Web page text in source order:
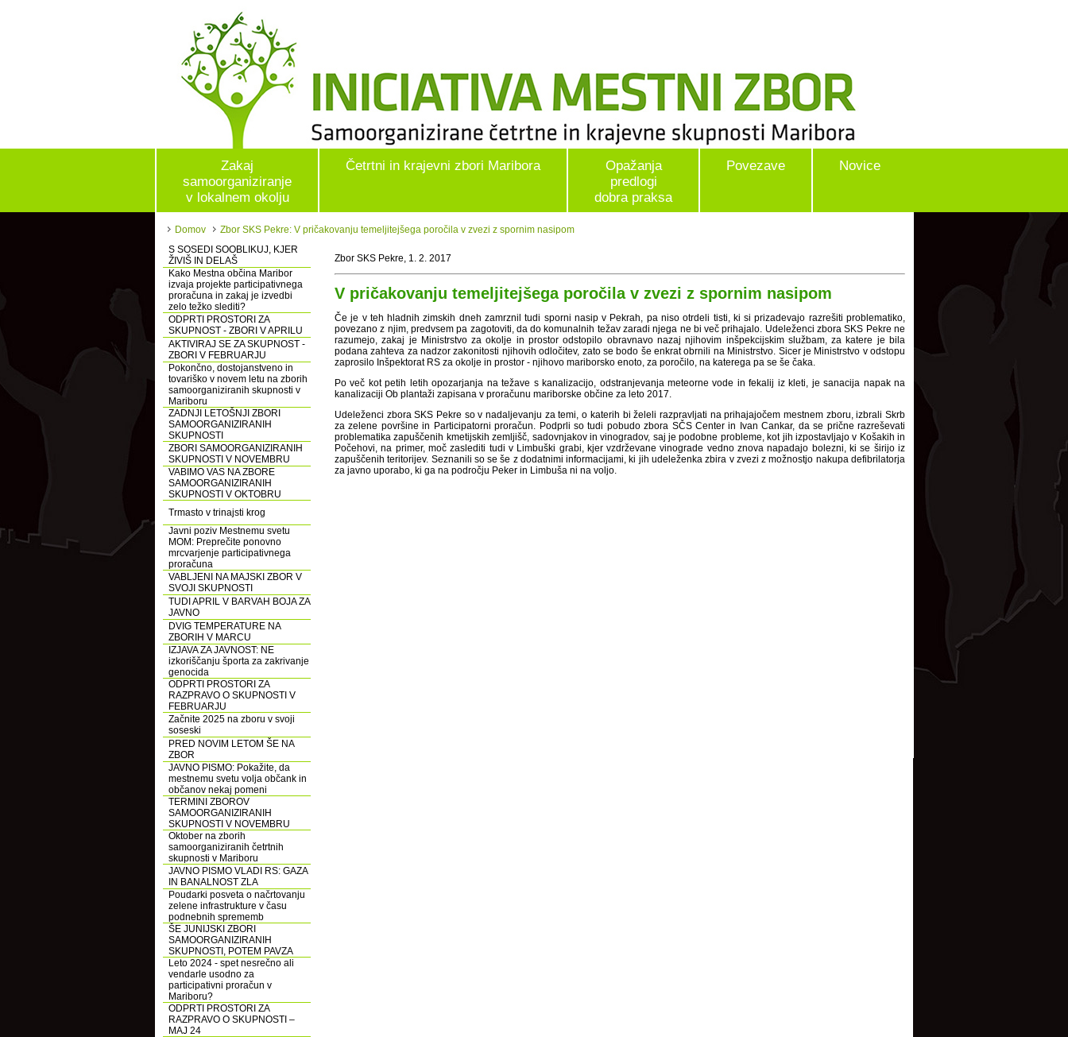
Zakaj
samoorganiziranje
v lokalnem okolju
Četrtni in krajevni zbori Maribora
Opažanja
predlogi
dobra praksa
Povezave Novice
Domov
Zbor SKS Pekre: V pričakovanju temeljitejšega poročila v zvezi z spornim nasipom
S SOSEDI SOOBLIKUJ, KJER
ŽIVIŠ IN DELAŠ
Kako Mestna občina Maribor
izvaja projekte participativnega
proračuna in zakaj je izvedbi
zelo težko slediti?
ODPRTI PROSTORI ZA
SKUPNOST - ZBORI V APRILU
AKTIVIRAJ SE ZA SKUPNOST -
ZBORI V FEBRUARJU
Pokončno, dostojanstveno in
tovariško v novem letu na zborih
samoorganiziranih skupnosti v
Mariboru
ZADNJI LETOŠNJI ZBORI
SAMOORGANIZIRANIH
SKUPNOSTI
ZBORI SAMOORGANIZIRANIH
SKUPNOSTI V NOVEMBRU
VABIMO VAS NA ZBORE
SAMOORGANIZIRANIH
SKUPNOSTI V OKTOBRU
Trmasto v trinajsti krog
Javni poziv Mestnemu svetu
MOM: Preprečite ponovno
mrcvarjenje participativnega
proračuna
VABLJENI NA MAJSKI ZBOR V
SVOJI SKUPNOSTI
TUDI APRIL V BARVAH BOJA ZA
JAVNO
DVIG TEMPERATURE NA
ZBORIH V MARCU
IZJAVA ZA JAVNOST: NE
izkoriščanju športa za zakrivanje
genocida
ODPRTI PROSTORI ZA
RAZPRAVO O SKUPNOSTI V
FEBRUARJU
Začnite 2025 na zboru v svoji
soseski
PRED NOVIM LETOM ŠE NA
ZBOR
JAVNO PISMO: Pokažite, da
mestnemu svetu volja občank in
občanov nekaj pomeni
TERMINI ZBOROV
SAMOORGANIZIRANIH
SKUPNOSTI V NOVEMBRU
Oktober na zborih
samoorganiziranih četrtnih
skupnosti v Mariboru
JAVNO PISMO VLADI RS: GAZA
IN BANALNOST ZLA
Poudarki posveta o načrtovanju
zelene infrastrukture v času
podnebnih sprememb
ŠE JUNIJSKI ZBORI
SAMOORGANIZIRANIH
SKUPNOSTI, POTEM PAVZA
Leto 2024 - spet nesrečno ali
vendarle usodno za
participativni proračun v
Mariboru?
ODPRTI PROSTORI ZA
RAZPRAVO O SKUPNOSTI –
MAJ 24
Zbor SKS Pekre, 1. 2. 2017
V pričakovanju temeljitejšega poročila v zvezi z spornim nasipom
Če je v teh hladnih zimskih dneh zamrznil tudi sporni nasip v Pekrah, pa niso otrdeli tisti, ki si prizadevajo razrešiti problematiko,
povezano z njim, predvsem pa zagotoviti, da do komunalnih težav zaradi njega ne bi več prihajalo. Udeleženci zbora SKS Pekre ne
razumejo, zakaj je Ministrstvo za okolje in prostor odstopilo obravnavo nazaj njihovim inšpekcijskim službam, za katere je bila
podana zahteva za nadzor zakonitosti njihovih odločitev, zato se bodo še enkrat obrnili na Ministrstvo. Sicer je Ministrstvo v odstopu
zaprosilo Inšpektorat RS za okolje in prostor - njihovo mariborsko enoto, za poročilo, na katerega pa se še čaka.
Po več kot petih letih opozarjanja na težave s kanalizacijo, odstranjevanja meteorne vode in fekalij iz kleti, je sanacija napak na
kanalizaciji Ob plantaži zapisana v proračunu mariborske občine za leto 2017.
Udeleženci zbora SKS Pekre so v nadaljevanju za temi, o katerih bi želeli razpravljati na prihajajočem mestnem zboru, izbrali Skrb
za zelene površine in Participatorni proračun. Podprli so tudi pobudo zbora SČS Center in Ivan Cankar, da se prične razreševati
problematika zapuščenih kmetijskih zemljišč, sadovnjakov in vinogradov, saj je podobne probleme, kot jih izpostavljajo v Košakih in
Počehovi, na primer, moč zaslediti tudi v Limbuški grabi, kjer vzdrževane vinograde vedno znova napadajo bolezni, ki se širijo iz
zapuščenih teritorijev. Seznanili so se še z dodatnimi informacijami, ki jih udeleženka zbira v zvezi z možnostjo nakupa defibrilatorja
za javno uporabo, ki ga na področju Peker in Limbuša ni na voljo.